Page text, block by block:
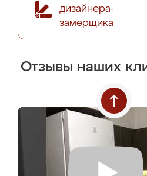
дизайнера-
замерщика
Отзывы наших